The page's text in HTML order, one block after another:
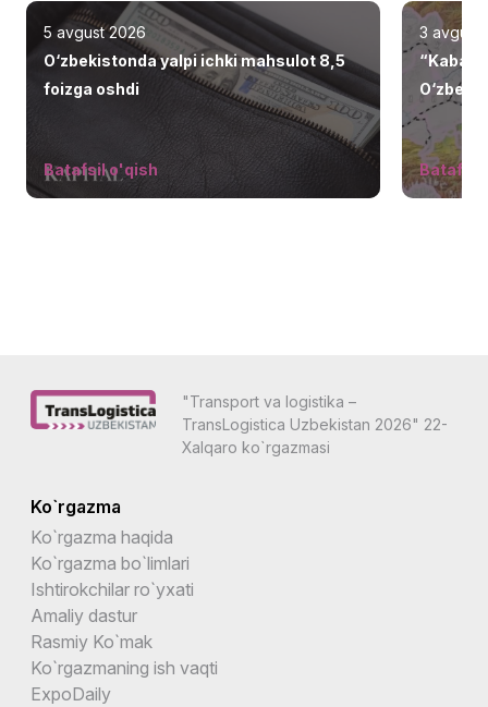
5 avgust 2026
O‘zbekistonda yalpi ichki mahsulot 8,5
foizga oshdi
Batafsil o'qish
3 avgust
davom
Batafsil
"Transport va logistika –
TransLogistica Uzbekistan 2026" 22-
Xalqaro ko`rgazmasi
Ko`rgazma
Ko`rgazma haqida
Ko`rgazma bo`limlari
Ishtirokchilar ro`yxati
Amaliy dastur
Rasmiy Ko`mak
Ko`rgazmaning ish vaqti
ExpoDaily